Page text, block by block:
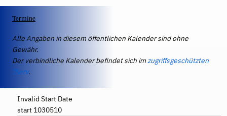
Termine
Alle Angaben in diesem öffentlichen Kalender sind ohne
Gewähr.
Der verbindliche Kalender befindet sich imzugriffsgeschützten
IServ.
Invalid Start Date
start 1030510